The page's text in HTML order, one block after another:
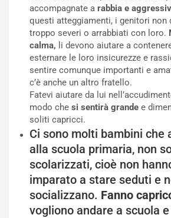
accompagnate a rabbia e
questi atteggiamenti, i genitori non
troppo severi o arrabbiati con loro.
calma, li devono aiutare a
esternare le loro insicurezze e
sentire comunque importanti e
c’è anche un altro fratello.
Fatevi aiutare da lui
modo che si sentirà grande e
soliti capricci.
Ci sono molti bambini che
alla scuola primaria, non
scolarizzati, cioè non
imparato a stare seduti e
socializzano. Fanno
vogliono andare a scuola